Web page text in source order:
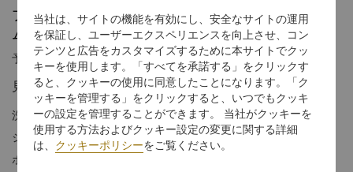
プレミアスイート&アジョイニングデラックスルー
ム
予約受付窓口の電話番号 1 866 565 5050
見識のある都会人のための洗練されたラグジュアリー
洗練されたラグジュアリーなプレミアスイートで、ビジネスとレ
ジャーを融合させましょう。温かみのあるインテリアにコンテン
ポラリーな家具がしつらえられた広々としたスペースをお楽しみ
当社は、サイトの機能を有効にし、安全なサイトの運用
を保証し、ユーザーエクスペリエンスを向上させ、コン
テンツと広告をカスタマイズするために本サイトでクッ
キーを使用します。「すべてを承諾する」をクリックす
ると、クッキーの使用に同意したことになります。「ク
ッキーを管理する」をクリックすると、いつでもクッキ
ーの設定を管理することができます。 当社がクッキーを
使用する方法およびクッキー設定の変更に関する詳細
は、 クッキーポリシーをご覧ください。